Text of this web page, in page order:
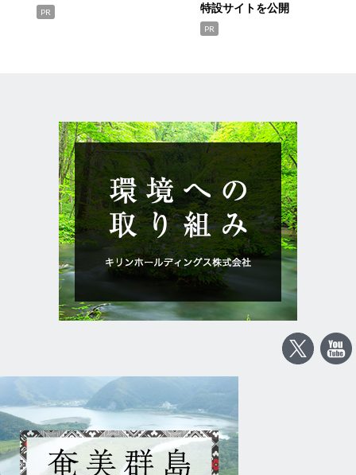
PR
特設サイトを公開
PR